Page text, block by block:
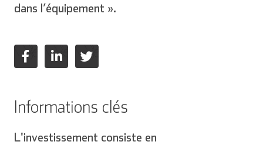
dans l’équipement ».
Informations clés
L'investissement consiste en